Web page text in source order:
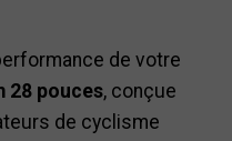
de votre
28 pouces, conçue
de cyclisme